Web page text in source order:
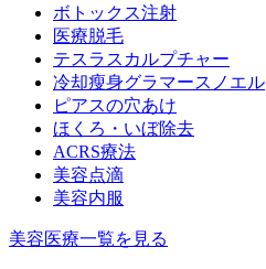
ボトックス注射
医療脱毛
テスラスカルプチャー
冷却瘦身グラマースノエル
ピアスの穴あけ
ほくろ・いぼ除去
ACRS療法
美容点滴
美容内服
美容医療一覧を見る